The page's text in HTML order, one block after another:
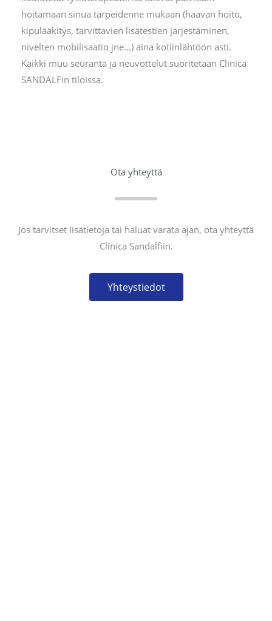
hoitamaan sinua tarpeidenne mukaan (haavan hoito,
kipulääkitys, tarvittavien lisätestien järjestäminen,
nivelten mobilisaatio jne…) aina kotiinlähtöön asti.
Kaikki muu seuranta ja neuvottelut suoritetaan Clinica
SANDALFin tiloissa.
Ota yhteyttä
Jos tarvitset lisätietoja tai haluat varata ajan, ota yhteyttä
Clínica Sandalfiin.
Yhteystiedot